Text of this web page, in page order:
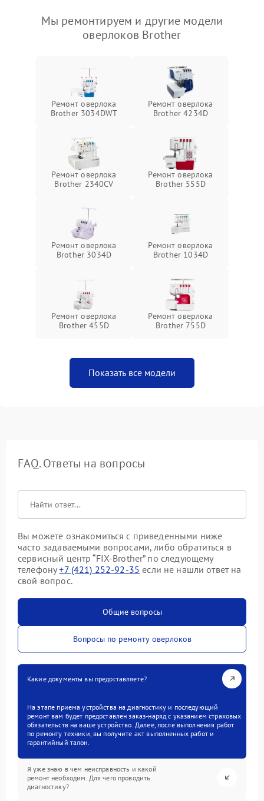
Мы ремонтируем и другие модели
оверлоков Brother
Ремонт оверлока
Brother 3034DWT
Ремонт оверлока
Brother 4234D
Ремонт оверлока
Brother 2340CV
Ремонт оверлока
Brother 555D
Ремонт оверлока
Brother 3034D
Ремонт оверлока
Brother 1034D
Ремонт оверлока
Brother 455D
Ремонт оверлока
Brother 755D
Показать все модели
FAQ. Ответы на вопросы
Вы можете ознакомиться с приведенными ниже
часто задаваемыми вопросами, либо обратиться в
сервисный центр “FIX-Brother” по следующему
телефону+7 (421) 252-92-35 если не нашли ответ на
свой вопрос.
Общие вопросы
Вопросы по ремонту оверлоков
Какие документы вы предоставляете?
На этапе приема устройства на диагностику и последующий
ремонт вам будет предоставлен заказ-наряд с указанием страховых
обязательств на ваше устройство. Далее, после выполнения работ
по ремонту техники, вы получите акт выполненных работ и
гарантийный талон.
Я уже знаю в чем неисправность и какой
ремонт необходим. Для чего проводить
диагностику?